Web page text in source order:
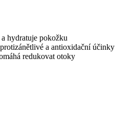
hydratuje pokožku
a antioxidační účinky
redukovat otoky